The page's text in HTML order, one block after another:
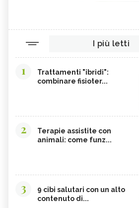
I più letti
1
Trattamenti "ibridi":
combinare fisioter...
2
Terapie assistite con
animali: come funz...
3
9 cibi salutari con un alto
contenuto di...